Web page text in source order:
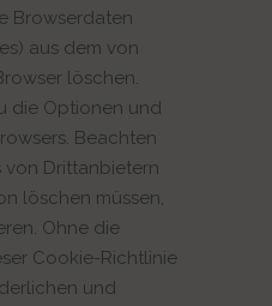
Browserdaten
aus dem von
löschen.
die Optionen und
Beachten
von Drittanbietern
löschen müssen,
Ohne die
Cookie-Richtlinie
und